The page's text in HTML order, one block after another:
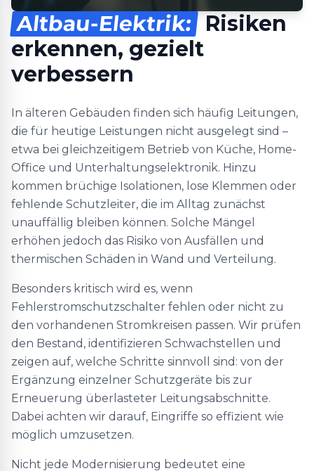
Altbau-Elektrik: Risiken
erkennen, gezielt
verbessern
In älteren Gebäuden finden sich häufig Leitungen,
die für heutige Leistungen nicht ausgelegt sind –
etwa bei gleichzeitigem Betrieb von Küche, Home-
Office und Unterhaltungselektronik. Hinzu
kommen brüchige Isolationen, lose Klemmen oder
fehlende Schutzleiter, die im Alltag zunächst
unauffällig bleiben können. Solche Mängel
erhöhen jedoch das Risiko von Ausfällen und
thermischen Schäden in Wand und Verteilung.
Besonders kritisch wird es, wenn
Fehlerstromschutzschalter fehlen oder nicht zu
den vorhandenen Stromkreisen passen. Wir prüfen
den Bestand, identifizieren Schwachstellen und
zeigen auf, welche Schritte sinnvoll sind: von der
Ergänzung einzelner Schutzgeräte bis zur
Erneuerung überlasteter Leitungsabschnitte.
Dabei achten wir darauf, Eingriffe so effizient wie
möglich umzusetzen.
Nicht jede Modernisierung bedeutet eine